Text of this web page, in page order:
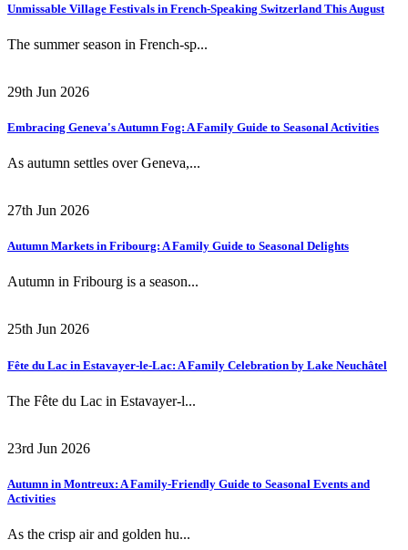
Unmissable Village Festivals in French-Speaking Switzerland This August
The summer season in French-sp...
29th Jun 2026
Embracing Geneva's Autumn Fog: A Family Guide to Seasonal Activities
As autumn settles over Geneva,...
27th Jun 2026
Autumn Markets in Fribourg: A Family Guide to Seasonal Delights
Autumn in Fribourg is a season...
25th Jun 2026
Fête du Lac in Estavayer-le-Lac: A Family Celebration by Lake Neuchâtel
The Fête du Lac in Estavayer-l...
23rd Jun 2026
Autumn in Montreux: A Family-Friendly Guide to Seasonal Events and
Activities
As the crisp air and golden hu...